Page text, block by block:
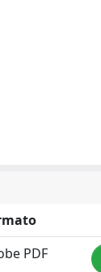
PDF